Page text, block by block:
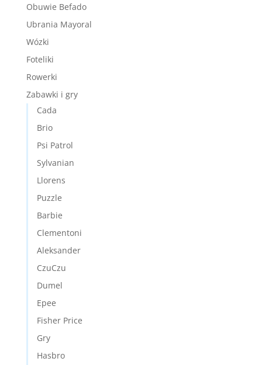
Obuwie Befado
Ubrania Mayoral
Wózki
Foteliki
Rowerki
Zabawki i gry
Cada
Brio
Psi Patrol
Sylvanian
Llorens
Puzzle
Barbie
Clementoni
Aleksander
CzuCzu
Dumel
Epee
Fisher Price
Gry
Hasbro